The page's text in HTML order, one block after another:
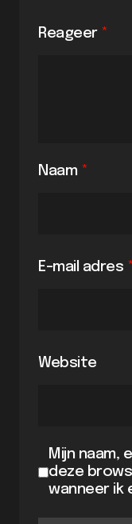
Reageer *
Naam *
E-mail adres
Website
Mijn naam,
deze
wanneer ik